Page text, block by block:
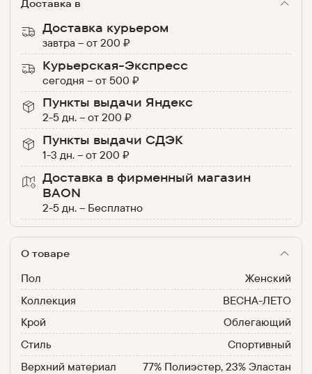
Доставка в
Доставка курьером
завтра –от200 ₽
Курьерская-Экспресс
сегодня –от500 ₽
Пункты выдачи Яндекс
2-5 дн. –от200 ₽
Пункты выдачи СДЭК
1-3 дн. –от200 ₽
Доставка в фирменный магазин
BAON
2-5 дн. – Бесплатно
О товаре
Пол
Женский
Коллекция
ВЕСНА-ЛЕТО
Крой
Облегающий
Стиль
Спортивный
Верхний материал
77% Полиэстер, 23% Эластан